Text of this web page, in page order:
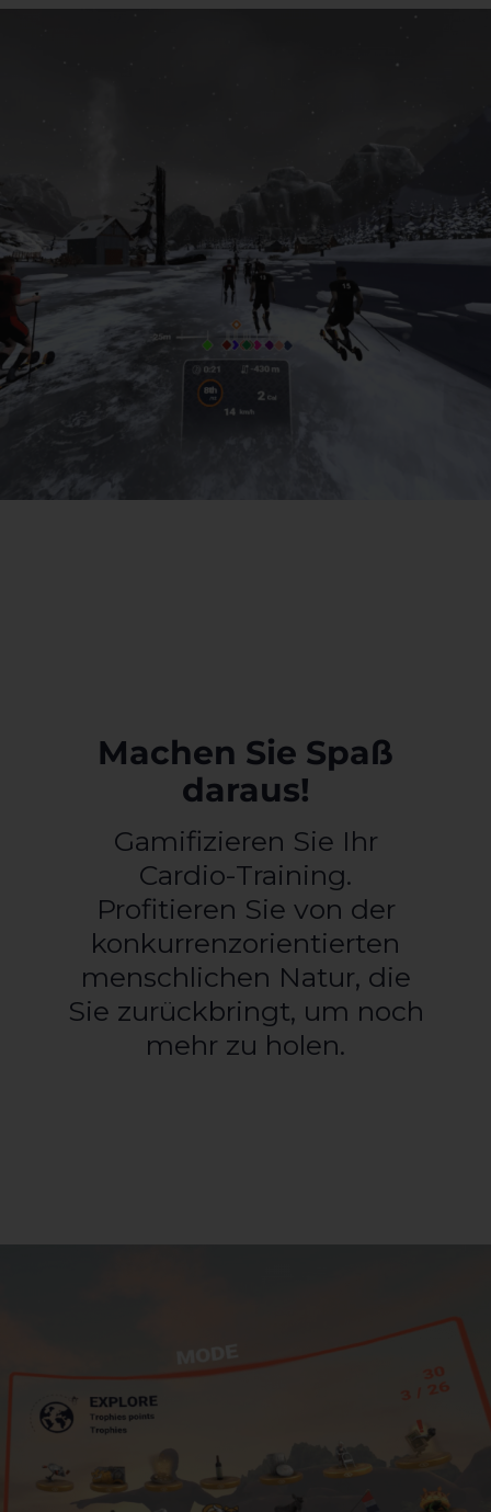
Machen Sie Spaß
daraus!
Gamifizieren Sie Ihr
Cardio-Training.
Profitieren Sie von der
konkurrenzorientierten
menschlichen Natur, die
Sie zurückbringt, um noch
mehr zu holen.